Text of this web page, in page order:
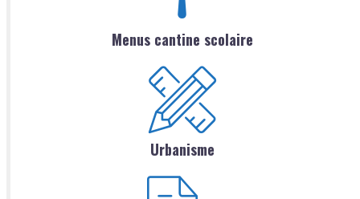
Menus cantine scolaire
Urbanisme